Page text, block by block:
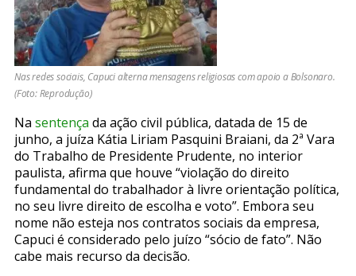
Nas redes sociais, Capuci alterna mensagens religiosas com apoio a Bolsonaro.
(Foto: Reprodução)
Na sentença da ação civil pública, datada de 15 de
junho, a juíza Kátia Liriam Pasquini Braiani, da 2ª Vara
do Trabalho de Presidente Prudente, no interior
paulista, afirma que houve “violação do direito
fundamental do trabalhador à livre orientação política,
no seu livre direito de escolha e voto”. Embora seu
nome não esteja nos contratos sociais da empresa,
Capuci é considerado pelo juízo “sócio de fato”. Não
cabe mais recurso da decisão.